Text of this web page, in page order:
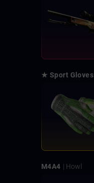
★ Sport Gloves
M4A4 | Howl